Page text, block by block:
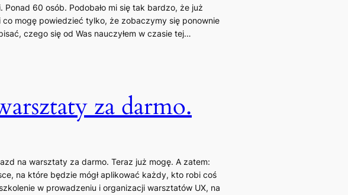
60 osób. Podobało mi się tak bardzo, że już
co mogę powiedzieć tylko, że zobaczymy się ponownie
czego się od Was nauczyłem w czasie tej…
za darmo.
na warsztaty za darmo. Teraz już mogę. A zatem:
na które będzie mógł aplikować każdy, kto robi coś
w prowadzeniu i organizacji warsztatów UX, na